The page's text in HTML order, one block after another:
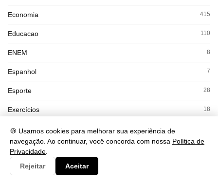
🍪 Usamos cookies para melhorar sua experiência de
navegação. Ao continuar, você concorda com nossa Política de
Privacidade
Rejeitar
Aceitar
Economia 415
Educacao 110
ENEM 8
Espanhol 7
Esporte 28
Exercícios 18
Filosofia
Física
Geografia